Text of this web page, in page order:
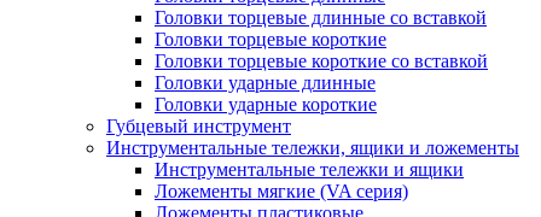
Головки торцевые длинные со вставкой
Головки торцевые короткие
Головки торцевые короткие со вставкой
Головки ударные длинные
Головки ударные короткие
Губцевый инструмент
Инструментальные тележки, ящики и ложементы
Инструментальные тележки и ящики
Ложементы мягкие (VA серия)
Ложементы пластиковые